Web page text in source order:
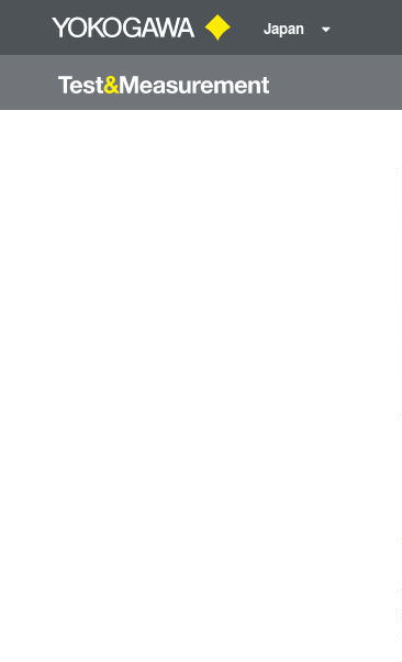
Japan